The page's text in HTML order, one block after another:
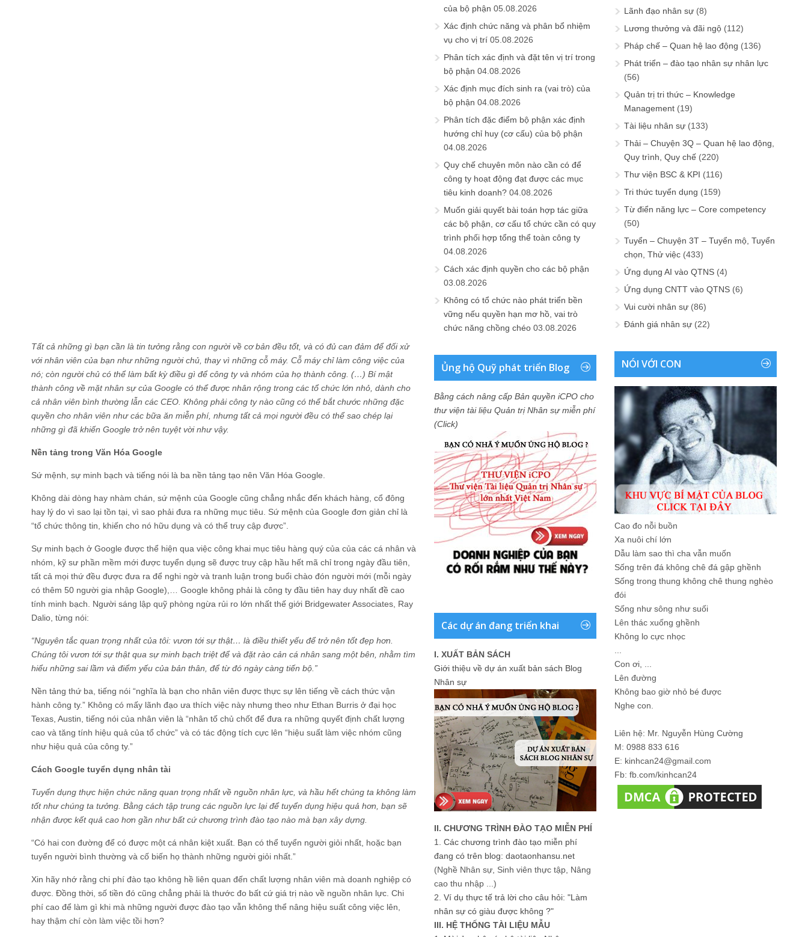
Tất cả những gì bạn cần là tin tưởng rằng con người về cơ bản đều tốt, và có đủ can đảm để đối xử
với nhân viên của bạn như những người chủ, thay vì những cỗ máy. Cỗ máy chỉ làm công việc của
nó; còn người chủ có thể làm bất kỳ điều gì để công ty và nhóm của họ thành công. (…) Bí mật
thành công về mặt nhân sự của Google có thể được nhân rộng trong các tổ chức lớn nhỏ, dành cho
cả nhân viên bình thường lẫn các CEO. Không phải công ty nào cũng có thể bắt chước những đặc
quyền cho nhân viên như các bữa ăn miễn phí, nhưng tất cả mọi người đều có thể sao chép lại
những gì đã khiến Google trở nên tuyệt vời như vậy.
Nền tảng trong Văn Hóa Google
Sứ mệnh, sự minh bạch và tiếng nói là ba nền tảng tạo nên Văn Hóa Google.
Không dài dòng hay nhàm chán, sứ mệnh của Google cũng chẳng nhắc đến khách hàng, cổ đông
hay lý do vì sao lại tồn tại, vì sao phải đưa ra những mục tiêu. Sứ mệnh của Google đơn giản chỉ là
“tổ chức thông tin, khiến cho nó hữu dụng và có thể truy cập được”.
Sự minh bạch ở Google được thể hiện qua việc công khai mục tiêu hàng quý của của các cá nhân và
nhóm, kỹ sư phần mềm mới được tuyển dụng sẽ được truy cập hầu hết mã chỉ trong ngày đầu tiên,
tất cả mọi thứ đều được đưa ra để nghi ngờ và tranh luận trong buổi chào đón người mới (mỗi ngày
có thêm 50 người gia nhập Google),… Google không phải là công ty đầu tiên hay duy nhất đề cao
tính minh bạch. Người sáng lập quỹ phòng ngừa rủi ro lớn nhất thế giới Bridgewater Associates, Ray
Dalio, từng nói:
“Nguyên tắc quan trọng nhất của tôi: vươn tới sự thật… là điều thiết yếu để trở nên tốt đẹp hơn.
Chúng tôi vươn tới sự thật qua sự minh bạch triệt để và đặt rào cản cá nhân sang một bên, nhằm tìm
hiểu những sai lầm và điểm yếu của bản thân, để từ đó ngày càng tiến bộ.”
Nền tảng thứ ba, tiếng nói “nghĩa là bạn cho nhân viên được thực sự lên tiếng về cách thức vận
hành công ty.” Không có mấy lãnh đạo ưa thích việc này nhưng theo như Ethan Burris ở đại học
Texas, Austin, tiếng nói của nhân viên là “nhân tố chủ chốt để đưa ra những quyết định chất lượng
cao và tăng tính hiệu quả của tổ chức” và có tác động tích cực lên “hiệu suất làm việc nhóm cũng
như hiệu quả của công ty.”
Cách Google tuyển dụng nhân tài
Tuyển dụng thực hiện chức năng quan trọng nhất về nguồn nhân lực, và hầu hết chúng ta không làm
tốt như chúng ta tưởng. Bằng cách tập trung các nguồn lực lại để tuyển dụng hiệu quả hơn, bạn sẽ
nhận được kết quả cao hơn gần như bất cứ chương trình đào tạo nào mà bạn xây dựng.
“Có hai con đường để có được một cá nhân kiệt xuất. Bạn có thể tuyển người giỏi nhất, hoặc bạn
tuyển người bình thường và cố biến họ thành những người giỏi nhất.”
Xin hãy nhớ rằng chi phí đào tạo không hề liên quan đến chất lượng nhân viên mà doanh nghiệp có
được. Đồng thời, số tiền đó cũng chẳng phải là thước đo bất cứ giá trị nào về nguồn nhân lực. Chi
phí cao để làm gì khi mà những người được đào tạo vẫn không thể nâng hiệu suất công việc lên,
hay thậm chí còn làm việc tồi hơn?
của bộ phận 05.08.2026
Xác định chức năng và phân bổ nhiệm
vụ cho vị trí 05.08.2026
Phân tích xác định và đặt tên vị trí trong
bộ phận 04.08.2026
Xác định mục đích sinh ra (vai trò) của
bộ phận 04.08.2026
Phân tích đặc điểm bộ phận xác định
hướng chỉ huy (cơ cấu) của bộ phận
04.08.2026
Quy chế chuyên môn nào cần có để
công ty hoạt động đạt được các mục
tiêu kinh doanh? 04.08.2026
Muốn giải quyết bài toán hợp tác giữa
các bộ phận, cơ cấu tổ chức cần có quy
trình phối hợp tổng thể toàn công ty
04.08.2026
Cách xác định quyền cho các bộ phận
03.08.2026
Không có tổ chức nào phát triển bền
vững nếu quyền hạn mơ hồ, vai trò
chức năng chồng chéo 03.08.2026
Ủng hộ Quỹ phát triển Blog
Bằng cách nâng cấp Bản quyền iCPO cho
thư viện tài liệu Quản trị Nhân sự miễn phí
(Click)
Các dự án đang triển khai
I. XUẤT BẢN SÁCH
Giới thiệu về dự án xuất bản sách Blog
Nhân sự
II. CHƯƠNG TRÌNH ĐÀO TẠO MIỄN PHÍ
1. Các chương trình đào tạo miễn phí
đang có trên blog: daotaonhansu.net
(Nghề Nhân sự, Sinh viên thực tập, Nâng
cao thu nhập ...)
2. Ví dụ thực tế trả lời cho câu hỏi: "Làm
nhân sự có giàu được không ?"
III. HỆ THỐNG TÀI LIỆU MẪU
Lãnh đạo nhân sự (8)
Lương thưởng và đãi ngộ (112)
Pháp chế – Quan hệ lao động (136)
Phát triển – đào tạo nhân sự nhân lực
(56)
Quản trị tri thức – Knowledge
Management (19)
Tài liệu nhân sự (133)
Thải – Chuyện 3Q – Quan hệ lao động,
Quy trình, Quy chế (220)
Thư viện BSC & KPI (116)
Tri thức tuyển dụng (159)
Từ điển năng lực – Core competency
(50)
Tuyển – Chuyện 3T – Tuyển mộ, Tuyển
chọn, Thử việc (433)
Ứng dụng AI vào QTNS (4)
Ứng dụng CNTT vào QTNS (6)
Vui cười nhân sự (86)
Đánh giá nhân sự (22)
NÓI VỚI CON
Cao đo nỗi buồn
Xa nuôi chí lớn
Dẫu làm sao thì cha vẫn muốn
Sống trên đá không chê đá gập ghềnh
Sống trong thung không chê thung nghèo
đói
Sống như sông như suối
Lên thác xuống ghềnh
Không lo cực nhọc
Con ơi, ...
Lên đường
Không bao giờ nhỏ bé được
Nghe con.
Liên hệ: Mr. Nguyễn Hùng Cường
M: 0988 833 616
E: kinhcan24@gmail.com
Fb: fb.com/kinhcan24